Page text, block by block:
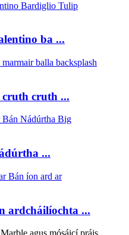
ba ...
cruth ...
...
ardcháilíochta ...